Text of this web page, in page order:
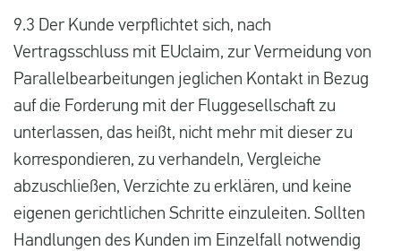
9.3 Der Kunde verpflichtet sich, nach
Vertragsschluss mit EUclaim, zur Vermeidung von
Parallelbearbeitungen jeglichen Kontakt in Bezug
auf die Forderung mit der Fluggesellschaft zu
unterlassen, das heißt, nicht mehr mit dieser zu
korrespondieren, zu verhandeln, Vergleiche
abzuschließen, Verzichte zu erklären, und keine
eigenen gerichtlichen Schritte einzuleiten. Sollten
Handlungen des Kunden im Einzelfall notwendig